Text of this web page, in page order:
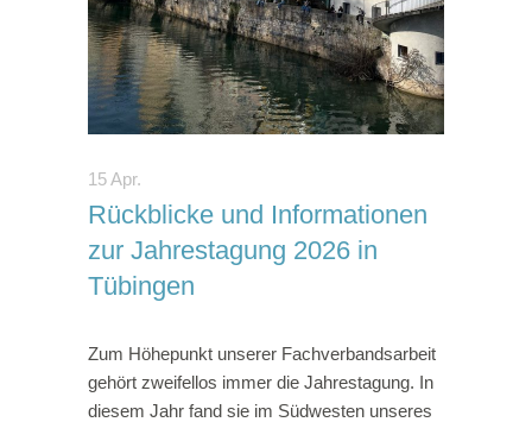
15 Apr.
Rückblicke und Informationen
zur Jahrestagung 2026 in
Tübingen
Zum Höhepunkt unserer Fachverbandsarbeit
gehört zweifellos immer die Jahrestagung. In
diesem Jahr fand sie im Südwesten unseres